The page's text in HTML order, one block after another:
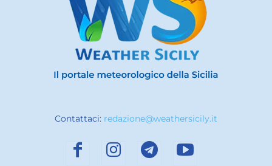
Contattaci: redazione@weathersicily.it